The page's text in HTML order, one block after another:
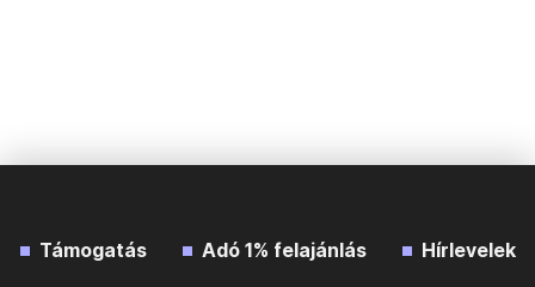
Támogatás Adó 1% felajánlás Hírlevelek